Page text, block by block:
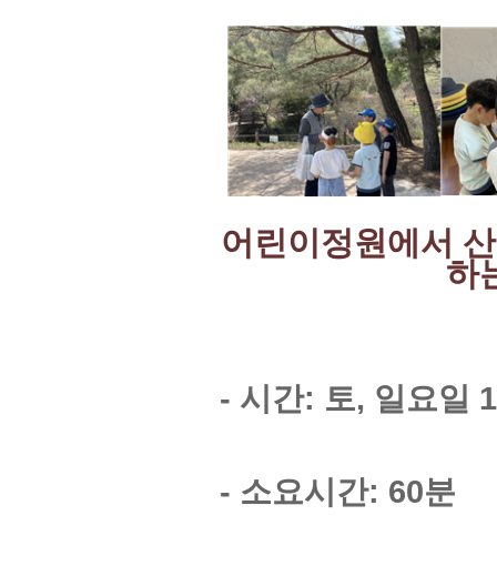
어린이정원에서
하
- 시간: 토, 일요일
- 소요시간: 60분